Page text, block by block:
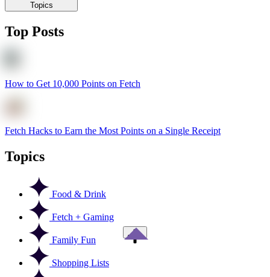
Topics
Top Posts
How to Get 10,000 Points on Fetch
Fetch Hacks to Earn the Most Points on a Single Receipt
Topics
Food & Drink
Fetch + Gaming
Family Fun
Shopping Lists